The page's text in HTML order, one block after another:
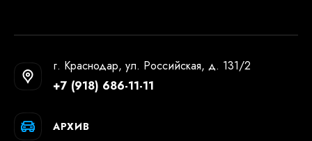
г. Краснодар, ул. Российская, д. 131/2
+7 (918) 686-11-11
АРХИВ